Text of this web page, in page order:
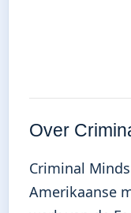
Over
Criminal
Amerikaanse